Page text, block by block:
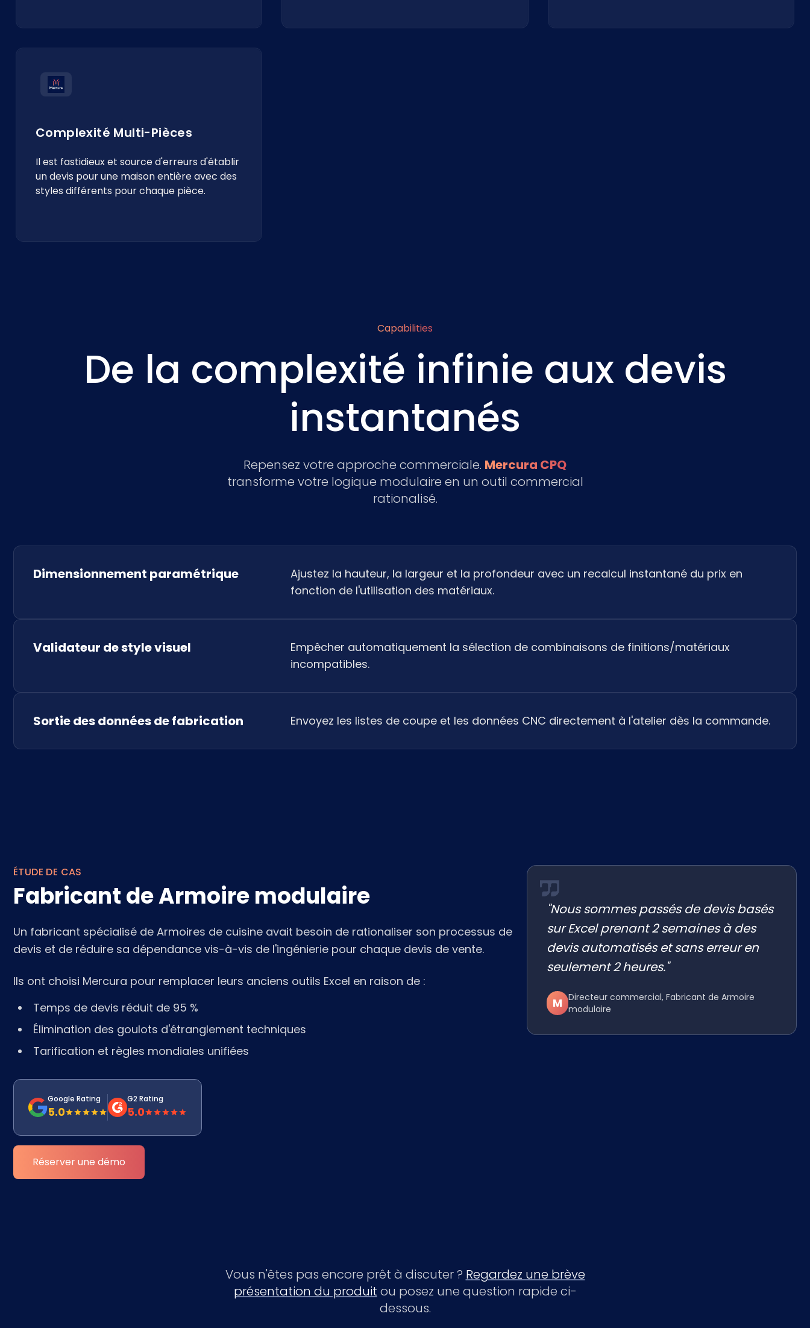
Complexité Multi-Pièces
Il est fastidieux et source d'erreurs d'établir
un devis pour une maison entière avec des
styles différents pour chaque pièce.
Capabilities
De la complexité infinie aux devis
instantanés
Repensez votre approche commerciale. Mercura CPQ
transforme votre logique modulaire en un outil commercial
rationalisé.
Dimensionnement paramétrique
Ajustez la hauteur, la largeur et la profondeur avec un recalcul instantané du prix en
fonction de l'utilisation des matériaux.
Validateur de style visuel
Empêcher automatiquement la sélection de combinaisons de finitions/matériaux
incompatibles.
Sortie des données de fabrication Envoyez les listes de coupe et les données CNC directement à l'atelier dès la commande.
ÉTUDE DE CAS
Fabricant de Armoire modulaire
Un fabricant spécialisé de Armoires de cuisine avait besoin de rationaliser son processus de
devis et de réduire sa dépendance vis-à-vis de l'ingénierie pour chaque devis de vente.
Ils ont choisi Mercura pour remplacer leurs anciens outils Excel en raison de :
Temps de devis réduit de 95 %
Élimination des goulots d'étranglement techniques
Tarification et règles mondiales unifiées
Google Rating
5.0
G2 Rating
5.0
Réserver une démo
"Nous sommes passés de devis basés
sur Excel prenant 2 semaines à des
devis automatisés et sans erreur en
seulement 2 heures."
M Directeur commercial, Fabricant de Armoire
modulaire
Vous n'êtes pas encore prêt à discuter ? Regardez une brève
présentation du produit ou posez une question rapide ci-
dessous.